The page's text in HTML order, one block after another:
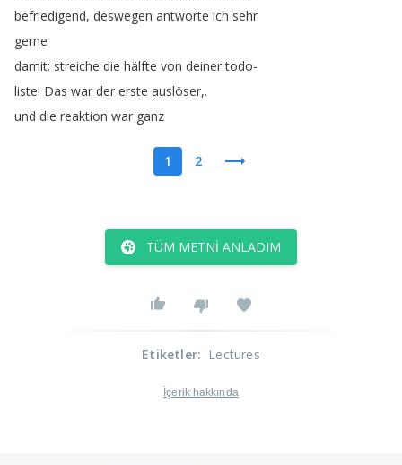
befriedigend, deswegen antworte ich sehr
gerne
damit: streiche die hälfte von deiner todo-
liste! Das war der erste auslöser,.
und die reaktion war ganz
1 2
TÜM METNI ANLADIM
Etiketler: Lectures
İçerik hakkında